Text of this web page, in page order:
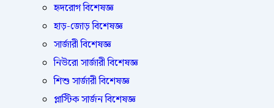
হৃদরোগ বিশেষজ্ঞ
হাড়-জোড় বিশেষজ্ঞ
সার্জারী বিশেষজ্ঞ
নিউরো সার্জারী বিশেষজ্ঞ
শিশু সার্জারী বিশেষজ্ঞ
প্লাস্টিক সার্জন বিশেষজ্ঞ